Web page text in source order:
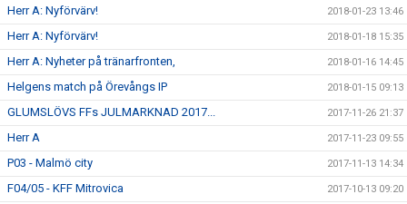
Herr A: Nyförvärv! 2018-01-23 13:46
Herr A: Nyförvärv! 2018-01-18 15:35
Herr A: Nyheter på tränarfronten, 2018-01-16 14:45
Helgens match på Örevångs IP 2018-01-15 09:13
GLUMSLÖVS FFs JULMARKNAD 2017... 2017-11-26 21:37
Herr A 2017-11-23 09:55
P03 - Malmö city 2017-11-13 14:34
F04/05 - KFF Mitrovica 2017-10-13 09:20